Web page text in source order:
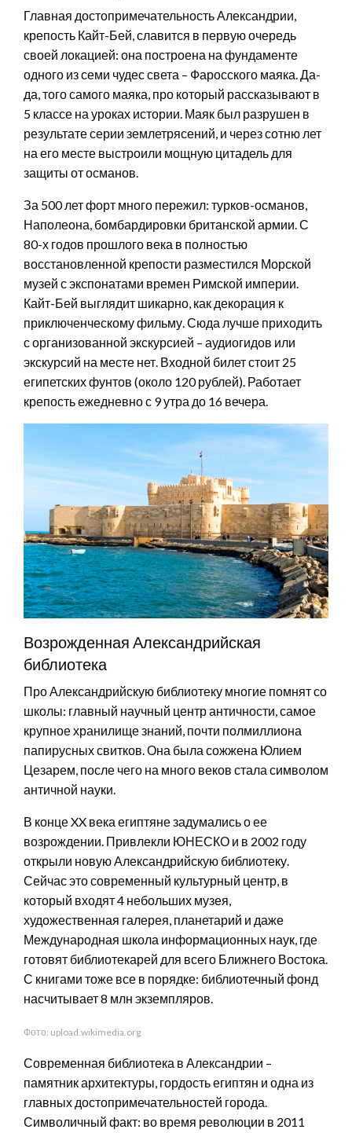
Главная достопримечательность Александрии,
крепость Кайт-Бей, славится в первую очередь
своей локацией: она построена на фундаменте
одного из семи чудес света – Фаросского маяка. Да-
да, того самого маяка, про который рассказывают в
5 классе на уроках истории. Маяк был разрушен в
результате серии землетрясений, и через сотню лет
на его месте выстроили мощную цитадель для
защиты от османов.
За 500 лет форт много пережил: турков-османов,
Наполеона, бомбардировки британской армии. С
80-х годов прошлого века в полностью
восстановленной крепости разместился Морской
музей с экспонатами времен Римской империи.
Кайт-Бей выглядит шикарно, как декорация к
приключенческому фильму. Сюда лучше приходить
с организованной экскурсией – аудиогидов или
экскурсий на месте нет. Входной билет стоит 25
египетских фунтов (около 120 рублей). Работает
крепость ежедневно с 9 утра до 16 вечера.
Возрожденная Александрийская
библиотека
Про Александрийскую библиотеку многие помнят со
школы: главный научный центр античности, самое
крупное хранилище знаний, почти полмиллиона
папирусных свитков. Она была сожжена Юлием
Цезарем, после чего на много веков стала символом
античной науки.
В конце XX века египтяне задумались о ее
возрождении. Привлекли ЮНЕСКО и в 2002 году
открыли новую Александрийскую библиотеку.
Сейчас это современный культурный центр, в
который входят 4 небольших музея,
художественная галерея, планетарий и даже
Международная школа информационных наук, где
готовят библиотекарей для всего Ближнего Востока.
С книгами тоже все в порядке: библиотечный фонд
насчитывает 8 млн экземпляров.
Фото: upload.wikimedia.org
Современная библиотека в Александрии –
памятник архитектуры, гордость египтян и одна из
главных достопримечательностей города.
Символичный факт: во время революции в 2011